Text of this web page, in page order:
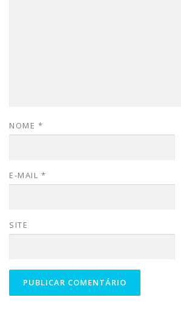
NOME *
E-MAIL *
SITE